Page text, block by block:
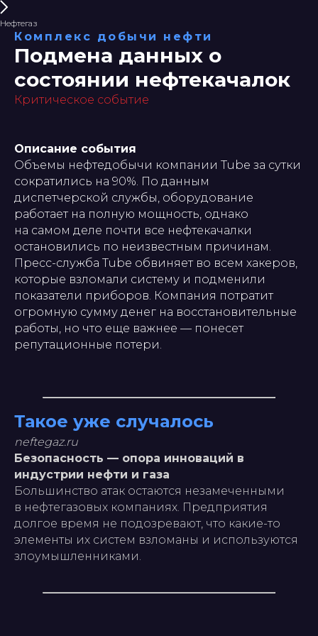
Нефтегаз
Комплекс добычи нефти
Подмена данных о
состоянии нефтекачалок
Критическое событие
Описание события
Объемы нефтедобычи компании Tube за сутки
сократились на 90%. По данным
диспетчерской службы, оборудование
работает на полную мощность, однако
на самом деле почти все нефтекачалки
остановились по неизвестным причинам.
Пресс-служба Tube обвиняет во всем хакеров,
которые взломали систему и подменили
показатели приборов. Компания потратит
огромную сумму денег на восстановительные
работы, но что еще важнее — понесет
репутационные потери.
Такое уже случалось
neftegaz.ru
Безопасность — опора инноваций в
индустрии нефти и газа
Большинство атак остаются незамеченными
в нефтегазовых компаниях. Предприятия
долгое время не подозревают, что какие-то
элементы их систем взломаны и используются
злоумышленниками.